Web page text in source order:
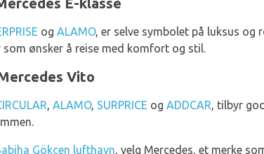
og ALAMO, er selve symbolet på luksus og
ønsker å reise med komfort og stil.
Vito
, ALAMO, SURPRICE og ADDCAR, tilbyr
Gökçen lufthavn, velg Mercedes, et merke